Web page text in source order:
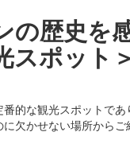
の歴史を
スポット
番的な観光スポットで
欠かせない場所からご